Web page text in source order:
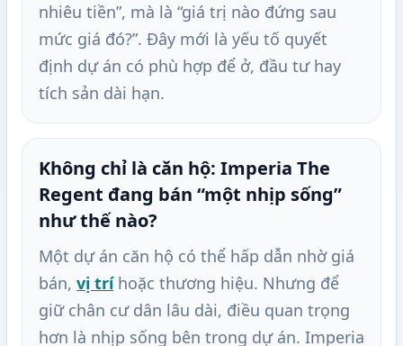
nhiêu tiền”, mà là “giá trị nào đứng sau
mức giá đó?”. Đây mới là yếu tố quyết
định dự án có phù hợp để ở, đầu tư hay
tích sản dài hạn.
Không chỉ là căn hộ: Imperia The
Regent đang bán “một nhịp sống”
như thế nào?
Một dự án căn hộ có thể hấp dẫn nhờ giá
bán, vị tríhoặc thương hiệu. Nhưng để
giữ chân cư dân lâu dài, điều quan trọng
hơn là nhịp sống bên trong dự án. Imperia